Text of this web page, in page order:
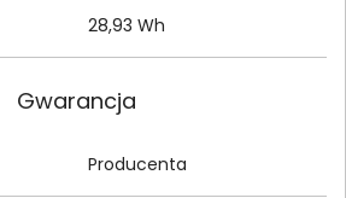
28,93 Wh
Gwarancja
Producenta